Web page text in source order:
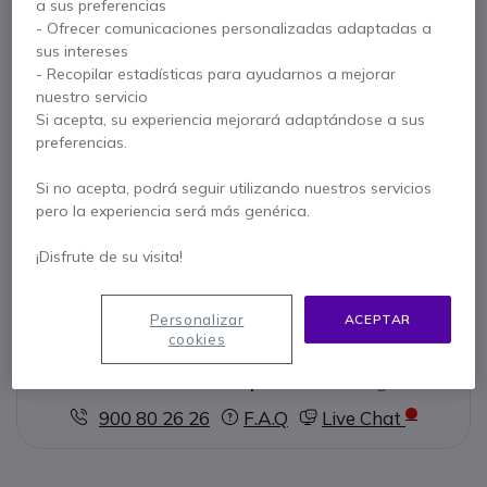
Características principales
Teléfono SIP propietario: compatibles con Cisco Unified
Communications Manager y Cisco Unified Edition
Pantalla fácil de leer
2 líneas SIP
Altavoz Full-duplex
Conexión para auriculares dedicado
Mostrar más
Se entrega con
1 x Cisco 7821 - SIP propietario
900 80 26 26
F.A.Q Live Chat
a sus preferencias
- Ofrecer comunicaciones personalizadas adaptadas a
sus intereses
- Recopilar estadísticas para ayudarnos a mejorar
nuestro servicio
Si acepta, su experiencia mejorará adaptándose a sus
preferencias.
Si no acepta, podrá seguir utilizando nuestros servicios
pero la experiencia será más genérica.
¡Disfrute de su visita!
ACEPTAR
Personalizar
cookies